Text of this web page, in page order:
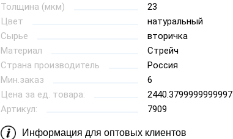
Толщина (мкм)
23
Цвет
натуральный
Сырье
вторичка
Материал
Стрейч
Страна производитель
Россия
Мин.заказ
6
Цена за ед. товара:
2440.3799999999997
Артикул:
7909
Информация для оптовых клиентов